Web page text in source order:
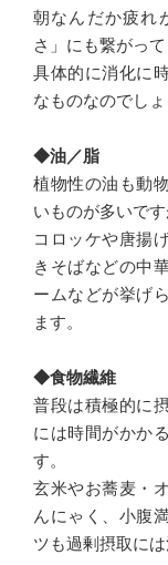
朝なんだか疲れ
さ」にも繋がって
具体的に消化に
なものなのでしょ
◆油／脂
植物性の油も動
いものが多いで
コロッケや唐揚
きそばなどの中
ームなどが挙げ
ます。
◆食物繊維
普段は積極的に
には時間がかか
す。
玄米やお蕎麦・
んにゃく、小腹
ツも過剰摂取には